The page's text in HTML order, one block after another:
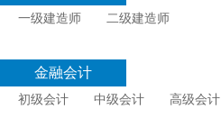
一级建造师 二级建造师
金融会计
初级会计 中级会计 高级会计